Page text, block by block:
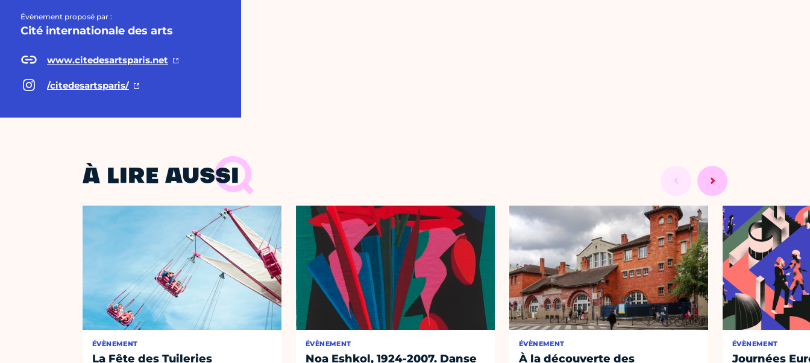
Évènement proposé par :
Cité internationale des arts
www.citedesartsparis.net
/citedesartsparis/
À LIRE AUSSI
ÉVÈNEMENT
La Fête des Tuileries
ÉVÈNEMENT
Noa Eshkol, 1924-2007. Danse
ÉVÈNEMENT
À la découverte des
ÉVÈNEMENT
Journées